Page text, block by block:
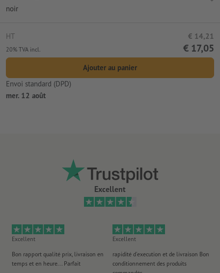
noir
HT € 14,21
20% TVA incl. € 17,05
Ajouter au panier
Envoi standard (DPD)
mer. 12 août
Excellent
Excellent
Bon rapport qualité prix, livraison en
temps et en heure... Parfait
Excellent
rapidité d'execution et de livraison Bon
conditionnement des produits